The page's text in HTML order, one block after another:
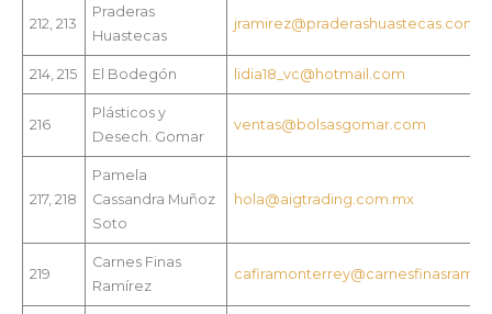
212, 213
Praderas
Huastecas
jramirez@praderashuastecas.com
214, 215 El Bodegón lidia18_vc@hotmail.com
216
Plásticos y
Desech. Gomar
ventas@bolsasgomar.com
217, 218
Pamela
Cassandra Muñoz
Soto
hola@aigtrading.com.mx
219
Carnes Finas
Ramírez